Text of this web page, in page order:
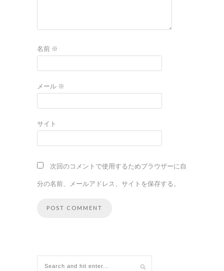
名前 ※
メール ※
サイト
次回のコメントで使用するためブラウザーに自
分の名前、メールアドレス、サイトを保存する。